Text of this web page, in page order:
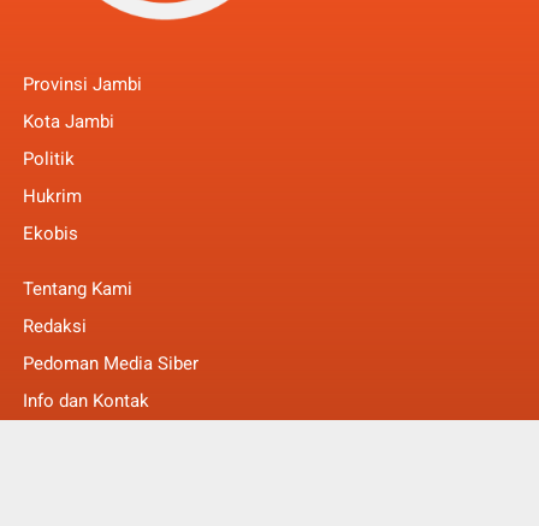
Provinsi Jambi
Kota Jambi
Politik
Hukrim
Ekobis
Tentang Kami
Redaksi
Pedoman Media Siber
Info dan Kontak